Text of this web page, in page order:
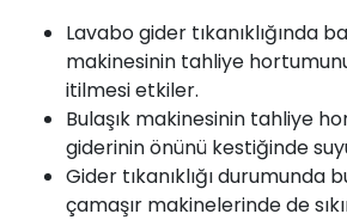
Lavabo gider tıkanıklığında
makinesinin tahliye
itilmesi etkiler.
Bulaşık makinesinin tahliye
giderinin önünü kestiğinde
Gider tıkanıklığı durumunda
çamaşır makinelerinde de